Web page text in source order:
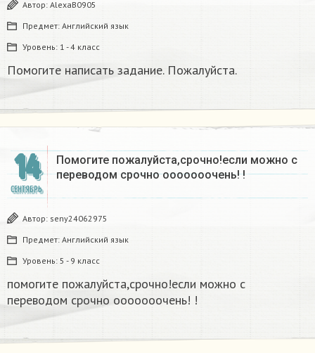
Автор: AlexaB0905
Предмет: Английский язык
Уровень: 1 - 4 класс
Помогите написать задание. Пожалуйста.
14
СЕНТЯБРЬ
Помогите пожалуйста,срочно!если можно с
переводом срочно ооооооочень! !
Автор: seny24062975
Предмет: Английский язык
Уровень: 5 - 9 класс
помогите пожалуйста,срочно!если можно с
переводом срочно ооооооочень! !